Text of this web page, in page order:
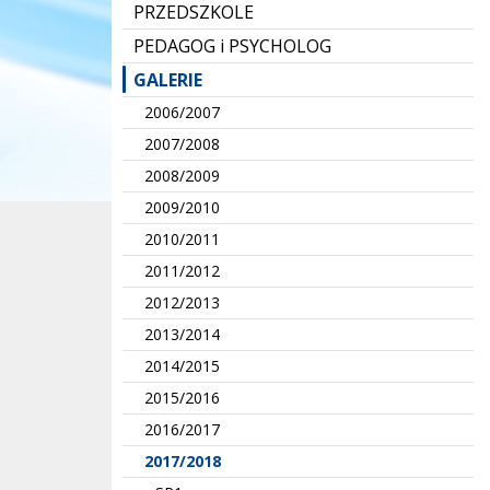
PRZEDSZKOLE
PEDAGOG i PSYCHOLOG
GALERIE
2006/2007
2007/2008
2008/2009
2009/2010
2010/2011
2011/2012
2012/2013
2013/2014
2014/2015
2015/2016
2016/2017
2017/2018